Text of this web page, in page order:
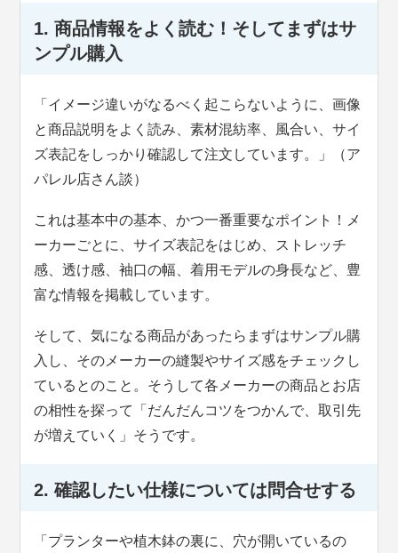
1. 商品情報をよく読む！そしてまずはサ
ンプル購入
「イメージ違いがなるべく起こらないように、画像
と商品説明をよく読み、素材混紡率、風合い、サイ
ズ表記をしっかり確認して注文しています。」（ア
パレル店さん談）
これは基本中の基本、かつ一番重要なポイント！メ
ーカーごとに、サイズ表記をはじめ、ストレッチ
感、透け感、袖口の幅、着用モデルの身長など、豊
富な情報を掲載しています。
そして、気になる商品があったらまずはサンプル購
入し、そのメーカーの縫製やサイズ感をチェックし
ているとのこと。そうして各メーカーの商品とお店
の相性を探って「だんだんコツをつかんで、取引先
が増えていく」そうです。
2. 確認したい仕様については問合せする
「プランターや植木鉢の裏に、穴が開いているの